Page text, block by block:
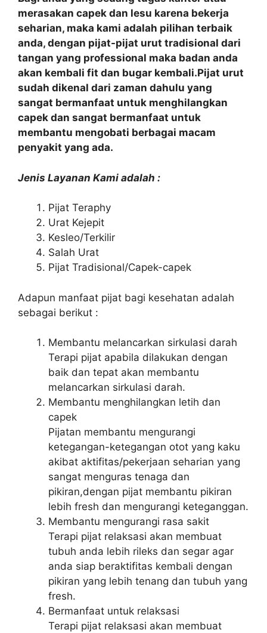
merasakan capek dan lesu karena bekerja
seharian, maka kami adalah pilihan terbaik
anda, dengan pijat-pijat urut tradisional dari
tangan yang professional maka badan anda
akan kembali fit dan bugar kembali.Pijat urut
sudah dikenal dari zaman dahulu yang
sangat bermanfaat untuk menghilangkan
capek dan sangat bermanfaat untuk
membantu mengobati berbagai macam
penyakit yang ada.
Jenis Layanan Kami adalah :
Pijat Teraphy
Urat Kejepit
Kesleo/Terkilir
Salah Urat
Pijat Tradisional/Capek-capek
Adapun manfaat pijat bagi kesehatan adalah
sebagai berikut :
Membantu melancarkan sirkulasi darah
Terapi pijat apabila dilakukan dengan
baik dan tepat akan membantu
melancarkan sirkulasi darah.
Membantu menghilangkan letih dan
capek
Pijatan membantu mengurangi
ketegangan-ketegangan otot yang kaku
akibat aktifitas/pekerjaan seharian yang
sangat menguras tenaga dan
pikiran,dengan pijat membantu pikiran
lebih fresh dan mengurangi keteganggan.
Membantu mengurangi rasa sakit
Terapi pijat relaksasi akan membuat
tubuh anda lebih rileks dan segar agar
anda siap beraktifitas kembali dengan
pikiran yang lebih tenang dan tubuh yang
fresh.
Bermanfaat untuk relaksasi
Terapi pijat relaksasi akan membuat